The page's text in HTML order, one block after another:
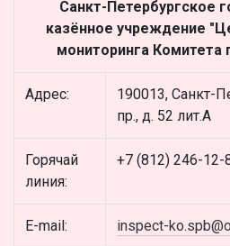
Санкт-Петербургское
казённое учреждение
мониторинга Комитета
Адрес:
190013, Санкт-
пр., д. 52 лит.А
Горячай
линия:
+7 (812) 246-12-
E-mail: inspect-